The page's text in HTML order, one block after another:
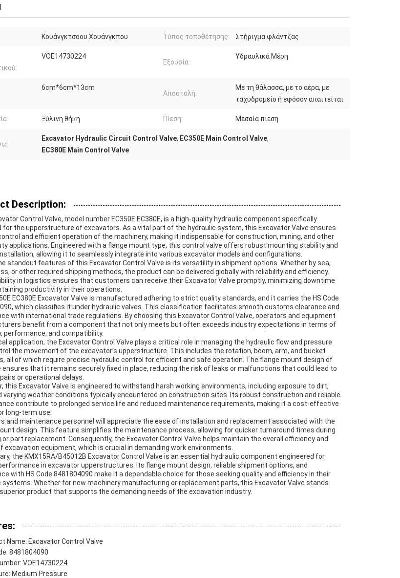
Κουάνγκτσοου Χουάνγκπου Τύπος τοποθέτησης: Στήριγμα φλάντζας
VOE14730224
Εξουσία:
Υδραυλικά Μέρη
6cm*6cm*13cm
Αποστολή:
Με τη θάλασσα, με το αέρα, με
ταχυδρομείο ή εφόσον απαιτείται
Ξύλινη θήκη Πίεση: Μεσαία πίεση
Excavator Hydraulic Circuit Control Valve, EC350E Main Control Valve,
EC380E Main Control Valve
Description:
Control Valve, model number EC350E EC380E, is a high-quality hydraulic component specifically
for the upperstructure of excavators. As a vital part of the hydraulic system, this Excavator Valve ensures
and efficient operation of the machinery, making it indispensable for construction, mining, and other
applications. Engineered with a flange mount type, this control valve offers robust mounting stability and
allowing it to seamlessly integrate into various excavator models and configurations.
standout features of this Excavator Control Valve is its versatility in shipment options. Whether by sea,
or other required shipping methods, the product can be delivered globally with reliability and efficiency.
in logistics ensures that customers can receive their Excavator Valve promptly, minimizing downtime
productivity in their operations.
EC380E Excavator Valve is manufactured adhering to strict quality standards, and it carries the HS Code
which classifies it under hydraulic valves. This classification facilitates smooth customs clearance and
with international trade regulations. By choosing this Excavator Control Valve, operators and equipment
benefit from a component that not only meets but often exceeds industry expectations in terms of
performance, and compatibility.
application, the Excavator Control Valve plays a critical role in managing the hydraulic flow and pressure
the movement of the excavator’s upperstructure. This includes the rotation, boom, arm, and bucket
all of which require precise hydraulic control for efficient and safe operation. The flange mount design of
ensures that it remains securely fixed in place, reducing the risk of leaks or malfunctions that could lead to
or operational delays.
this Excavator Valve is engineered to withstand harsh working environments, including exposure to dirt,
varying weather conditions typically encountered on construction sites. Its robust construction and reliable
contribute to prolonged service life and reduced maintenance requirements, making it a cost-effective
long-term use.
and maintenance personnel will appreciate the ease of installation and replacement associated with the
design. This feature simplifies the maintenance process, allowing for quicker turnaround times during
or part replacement. Consequently, the Excavator Control Valve helps maintain the overall efficiency and
excavation equipment, which is crucial in demanding work environments.
the KMX15RA/B45012B Excavator Control Valve is an essential hydraulic component engineered for
in excavator upperstructures. Its flange mount design, reliable shipment options, and
with HS Code 8481804090 make it a dependable choice for those seeking quality and efficiency in their
systems. Whether for new machinery manufacturing or replacement parts, this Excavator Valve stands
product that supports the demanding needs of the excavation industry.
Name: Excavator Control Valve
8481804090
VOE14730224
Medium Pressure